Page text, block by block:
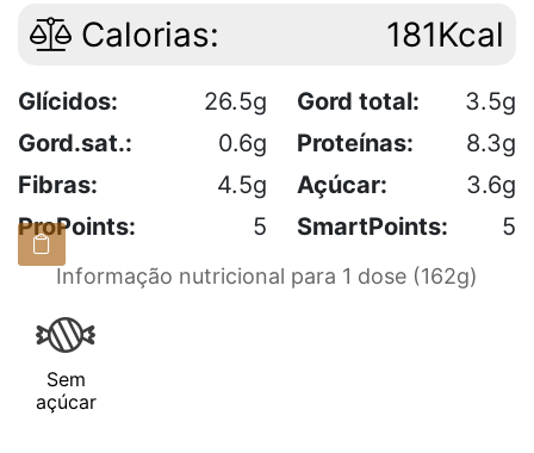
Calorias: 181Kcal
Glícidos: 26.5g Gord total:
3.5g
Gord.sat.:
0.6g Proteínas:
8.3g
Fibras:
4.5g Açúcar:
3.6g
ProPoints:
5 SmartPoints: 5
Informação nutricional para 1 dose (162g)
Sem
açúcar